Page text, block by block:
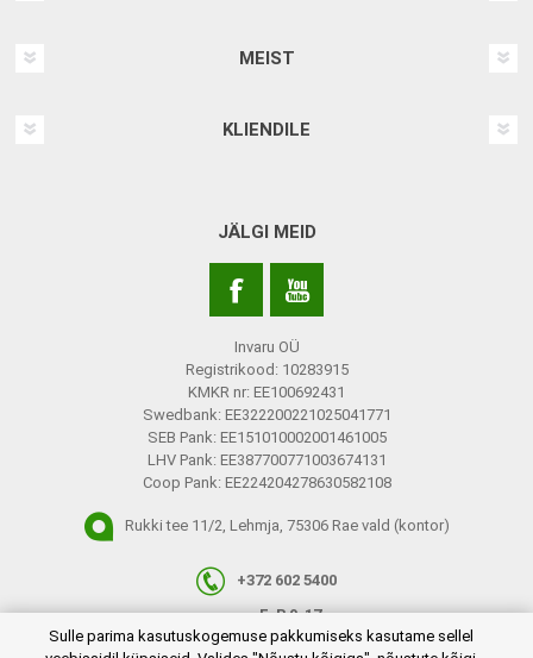
MEIST
KLIENDILE
JÄLGI MEID
Invaru OÜ
Registrikood: 10283915
KMKR nr: EE100692431
Swedbank: EE322200221025041771
SEB Pank: EE151010002001461005
LHV Pank: EE387700771003674131
Coop Pank: EE224204278630582108
Rukki tee 11/2, Lehmja, 75306 Rae vald (kontor)
+372 602 5400
E-R 9-17
Sulle parima kasutuskogemuse pakkumiseks kasutame sellel